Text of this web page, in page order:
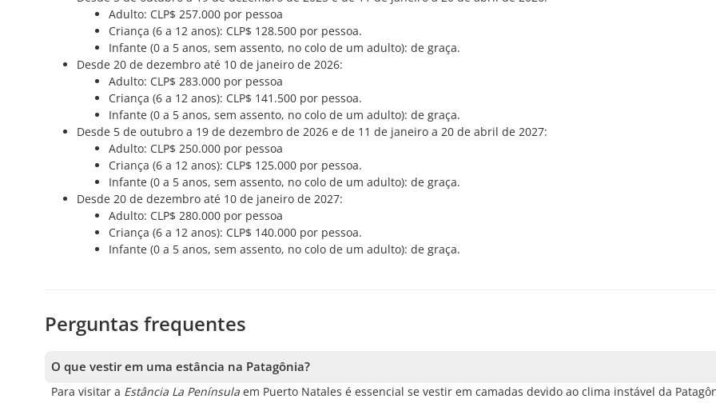
Adulto: CLP$ 257.000 por pessoa
Criança (6 a 12 anos): CLP$ 128.500 por pessoa.
Infante (0 a 5 anos, sem assento, no colo de um adulto): de graça.
Desde 20 de dezembro até 10 de janeiro de 2026:
Adulto: CLP$ 283.000 por pessoa
Criança (6 a 12 anos): CLP$ 141.500 por pessoa.
Infante (0 a 5 anos, sem assento, no colo de um adulto): de graça.
Desde 5 de outubro a 19 de dezembro de 2026 e de 11 de janeiro a 20 de abril de 2027:
Adulto: CLP$ 250.000 por pessoa
Criança (6 a 12 anos): CLP$ 125.000 por pessoa.
Infante (0 a 5 anos, sem assento, no colo de um adulto): de graça.
Desde 20 de dezembro até 10 de janeiro de 2027:
Adulto: CLP$ 280.000 por pessoa
Criança (6 a 12 anos): CLP$ 140.000 por pessoa.
Infante (0 a 5 anos, sem assento, no colo de um adulto): de graça.
Perguntas frequentes
O que vestir em uma estância na Patagônia?
Para visitar a Estância La Península em Puerto Natales é essencial se vestir em camadas devido ao clima instável da